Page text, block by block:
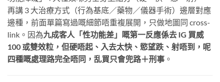
再講 3 大治療方式（行為基底／藥物／儀器手術）邊層對應
邊種，前面單篇寫過嘅細節唔重複展開，只做地圖同 cross-
link。因為九成客人「性功能差」嘅第一反應係去 IG 買威
100 或雙效粒，但硬唔起、入去太快、慾望跌、射唔到，呢
四種嘅處理路完全唔同，乱買只會兜路＋刑事 。